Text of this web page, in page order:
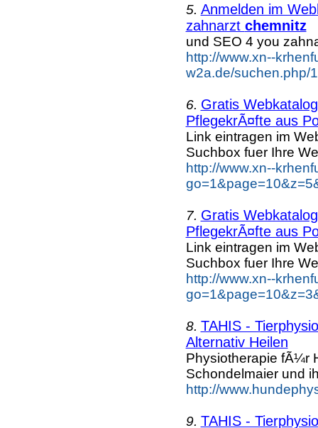
5. Anmelden im
zahnarzt chemnitz
und SEO 4 you
http://www.xn--
w2a.de/suchen.php/
6. Gratis
PflegekrÃ¤fte aus
Link eintragen im
Suchbox fuer Ihre
http://www.xn--
7. Gratis
PflegekrÃ¤fte aus
Link eintragen im
Suchbox fuer Ihre
http://www.xn--
8. TAHIS -
Alternativ Heilen
Physiotherapie fÃ¼r
Schondelmaier und
http://
9. TAHIS -